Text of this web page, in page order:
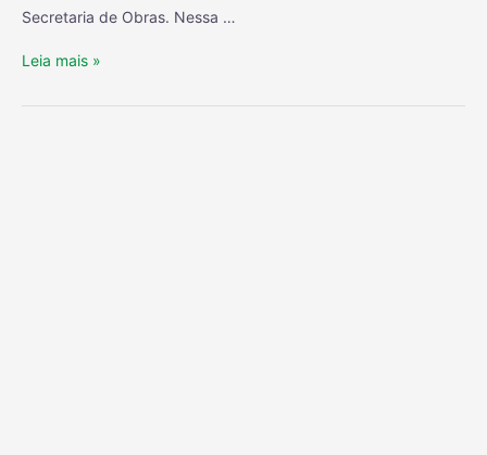
Secretaria de Obras. Nessa …
Leia mais »